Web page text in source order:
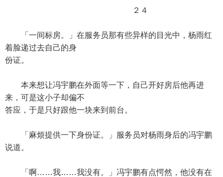
２４
「一间标房。」在服务员那有些异样的目光中，杨雨红
着脸递过去自己的身
份证。
本来想让冯宇鹏在外面等一下，自己开好房后他再进
来，可是这小子却偏不
答应，于是只好跟他一块来到前台。
「麻烦提供一下身份证。」服务员对杨雨身后的冯宇鹏
说道。
「啊……我……我没有。」冯宇鹏有点愕然，他没有在